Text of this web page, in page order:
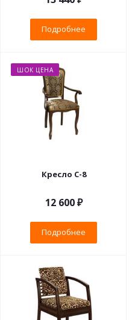
Подробнее
ШОК ЦЕНА
Кресло С-8
12 600 ₽
Подробнее